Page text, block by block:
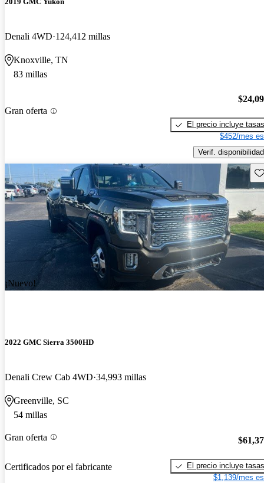
Denali 4WD 124,412 millas
Knoxville, TN
83 millas
Gran oferta
El precio incluye tasas
$452/mes
Verif. disponibilidad
¡Nuevo!
2022 GMC Sierra 3500HD
Denali Crew Cab 4WD 34,993 millas
Greenville, SC
54 millas
Gran oferta
Certificados por el fabricante
El precio incluye tasas
$1,139/mes